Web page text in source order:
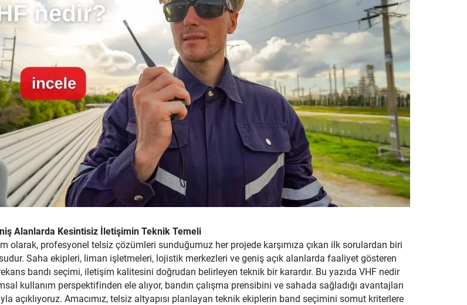
Alanlarda Kesintisiz İletişimin Teknik Temeli
olarak, profesyonel telsiz çözümleri sunduğumuz her projede karşımıza çıkan ilk sorulardan biri
Saha ekipleri, liman işletmeleri, lojistik merkezleri ve geniş açık alanlarda faaliyet gösteren
bandı seçimi, iletişim kalitesini doğrudan belirleyen teknik bir karardır. Bu yazıda VHF nedir
kullanım perspektifinden ele alıyor, bandın çalışma prensibini ve sahada sağladığı avantajları
açıklıyoruz. Amacımız, telsiz altyapısı planlayan teknik ekiplerin band seçimini somut kriterlere